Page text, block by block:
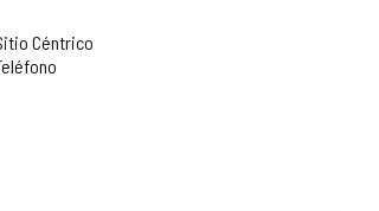
Céntrico